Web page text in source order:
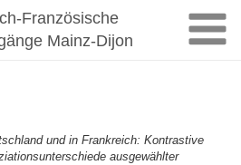
Französische
Mainz-Dijon
und in Frankreich: Kontrastive
ausgewählter